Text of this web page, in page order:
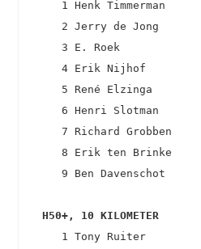
1 Henk Timmerman
2 Jerry de Jong
3 E. Roek
4 Erik Nijhof
5 René Elzinga
6 Henri Slotman
7 Richard Grobben
8 Erik ten Brinke
9 Ben Davenschot
H50+, 10 KILOMETER
1 Tony Ruiter